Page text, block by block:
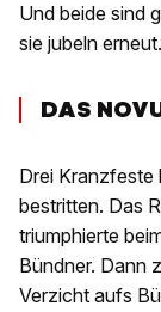
Und beide sind
sie jubeln erneut.
DAS
Drei Kranzfeste
bestritten. Das
triumphierte
Bündner. Dann
Verzicht aufs